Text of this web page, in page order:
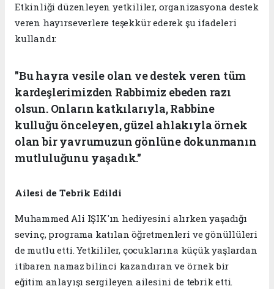
Etkinliği düzenleyen yetkililer, organizasyona destek
veren hayırseverlere teşekkür ederek şu ifadeleri
kullandı:
"Bu hayra vesile olan ve destek veren tüm
kardeşlerimizden Rabbimiz ebeden razı
olsun. Onların katkılarıyla, Rabbine
kulluğu önceleyen, güzel ahlakıyla örnek
olan bir yavrumuzun gönlüne dokunmanın
mutluluğunu yaşadık."
Ailesi de Tebrik Edildi
Muhammed Ali IŞIK'ın hediyesini alırken yaşadığı
sevinç, programa katılan öğretmenleri ve gönüllüleri
de mutlu etti. Yetkililer, çocuklarına küçük yaşlardan
itibaren namaz bilinci kazandıran ve örnek bir
eğitim anlayışı sergileyen ailesini de tebrik etti.